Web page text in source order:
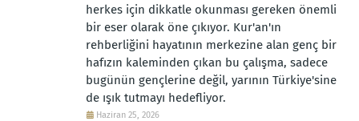
herkes için dikkatle okunması gereken önemli
bir eser olarak öne çıkıyor. Kur'an'ın
rehberliğini hayatının merkezine alan genç bir
hafızın kaleminden çıkan bu çalışma, sadece
bugünün gençlerine değil, yarının Türkiye'sine
de ışık tutmayı hedefliyor.
Haziran 25, 2026